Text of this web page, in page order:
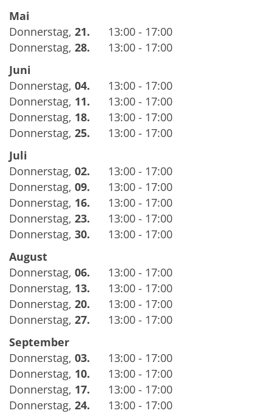
Mai
Donnerstag, 21.
13:00 - 17:00
Donnerstag, 28.
13:00 - 17:00
Juni
Donnerstag, 04.
13:00 - 17:00
Donnerstag, 11.
13:00 - 17:00
Donnerstag, 18.
13:00 - 17:00
Donnerstag, 25.
13:00 - 17:00
Juli
Donnerstag, 02.
13:00 - 17:00
Donnerstag, 09.
13:00 - 17:00
Donnerstag, 16.
13:00 - 17:00
Donnerstag, 23.
13:00 - 17:00
Donnerstag, 30.
13:00 - 17:00
August
Donnerstag, 06.
13:00 - 17:00
Donnerstag, 13.
13:00 - 17:00
Donnerstag, 20.
13:00 - 17:00
Donnerstag, 27.
13:00 - 17:00
September
Donnerstag, 03.
13:00 - 17:00
Donnerstag, 10.
13:00 - 17:00
Donnerstag, 17.
13:00 - 17:00
Donnerstag, 24.
13:00 - 17:00